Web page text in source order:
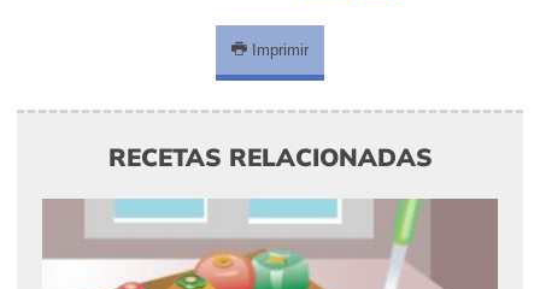
Imprimir
RECETAS RELACIONADAS